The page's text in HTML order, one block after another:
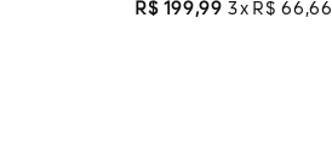
R$ 199,99 3 R$ 66 ,66